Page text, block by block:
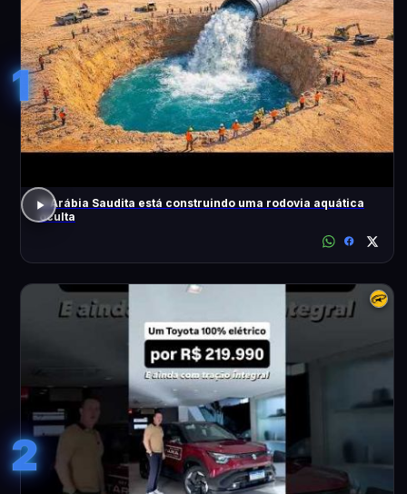
1
A Arábia Saudita está construindo uma rodovia aquática
oculta
2